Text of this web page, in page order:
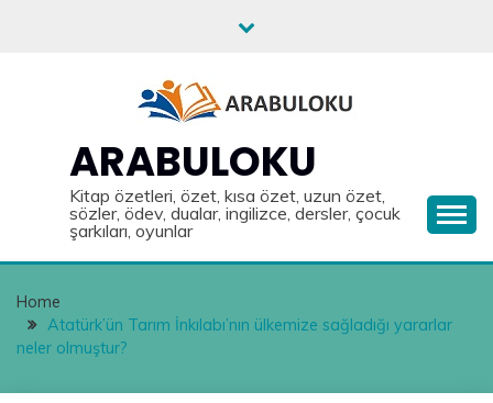
ARABULOKU
Kitap özetleri, özet, kısa özet, uzun özet,
sözler, ödev, dualar, ingilizce, dersler, çocuk
şarkıları, oyunlar
Home
Atatürk’ün Tarım İnkılabı’nın ülkemize sağladığı yararlar
neler olmuştur?